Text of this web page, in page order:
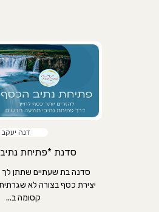
דנה יעקב
סדנת *פתיחת
סדנה בת שעתיים שתתן
יצירת כסף בצורה לא
קסומה ב...